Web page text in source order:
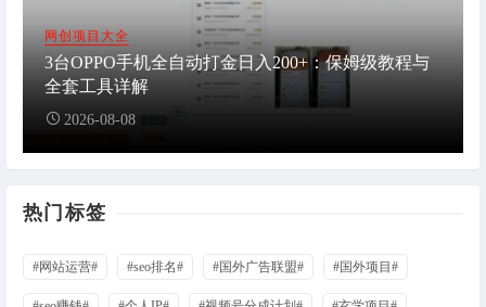
网创项目大全
3台OPPO手机全自动打金日入200+：保姆级教程与
全套工具详解
2026-08-08
热门标签
#网站运营# #seo排名# #国外广告联盟# #国外项目#